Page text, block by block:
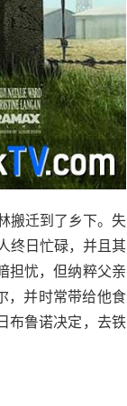
搬迁到了乡下。失
终日忙碌，并且其
担忧，但纳粹父亲
，并时常带给他食
布鲁诺决定，去铁